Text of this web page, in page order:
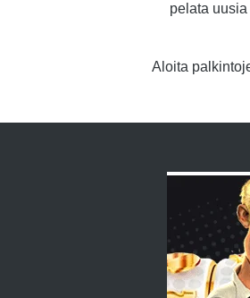
pelata
Aloita